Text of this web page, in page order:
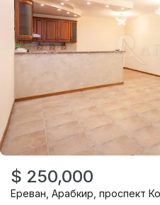
$ 250,000
Ереван Арабкир проспект